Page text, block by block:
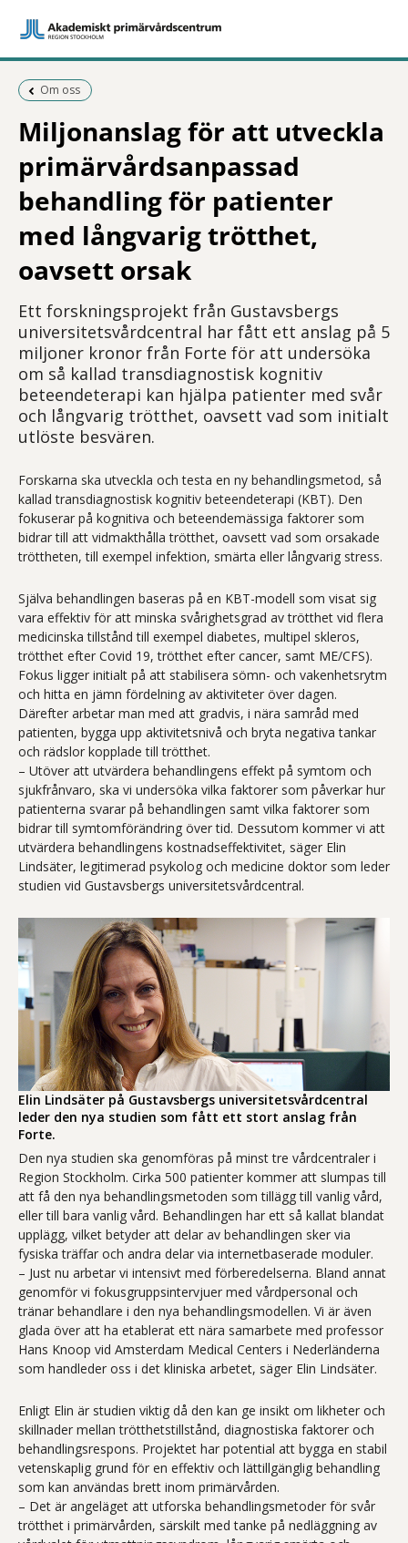
Föregående sida:
Om oss
Miljonanslag för att utveckla
primärvårdsanpassad
behandling för patienter
med långvarig trötthet,
oavsett orsak
Ett forskningsprojekt från Gustavsbergs
universitetsvårdcentral har fått ett anslag på 5
miljoner kronor från Forte för att undersöka
om så kallad transdiagnostisk kognitiv
beteendeterapi kan hjälpa patienter med svår
och långvarig trötthet, oavsett vad som initialt
utlöste besvären.
Forskarna ska utveckla och testa en ny behandlingsmetod, så
kallad transdiagnostisk kognitiv beteendeterapi (KBT). Den
fokuserar på kognitiva och beteendemässiga faktorer som
bidrar till att vidmakthålla trötthet, oavsett vad som orsakade
tröttheten, till exempel infektion, smärta eller långvarig stress.
Själva behandlingen baseras på en KBT-modell som visat sig
vara effektiv för att minska svårighetsgrad av trötthet vid flera
medicinska tillstånd till exempel diabetes, multipel skleros,
trötthet efter Covid 19, trötthet efter cancer, samt ME/CFS).
Fokus ligger initialt på att stabilisera sömn- och vakenhetsrytm
och hitta en jämn fördelning av aktiviteter över dagen.
Därefter arbetar man med att gradvis, i nära samråd med
patienten, bygga upp aktivitetsnivå och bryta negativa tankar
och rädslor kopplade till trötthet.
– Utöver att utvärdera behandlingens effekt på symtom och
sjukfrånvaro, ska vi undersöka vilka faktorer som påverkar hur
patienterna svarar på behandlingen samt vilka faktorer som
bidrar till symtomförändring över tid. Dessutom kommer vi att
utvärdera behandlingens kostnadseffektivitet, säger Elin
Lindsäter, legitimerad psykolog och medicine doktor som leder
studien vid Gustavsbergs universitetsvårdcentral.
Elin Lindsäter på Gustavsbergs universitetsvårdcentral
leder den nya studien som fått ett stort anslag från
Forte.
Den nya studien ska genomföras på minst tre vårdcentraler i
Region Stockholm. Cirka 500 patienter kommer att slumpas till
att få den nya behandlingsmetoden som tillägg till vanlig vård,
eller till bara vanlig vård. Behandlingen har ett så kallat blandat
upplägg, vilket betyder att delar av behandlingen sker via
fysiska träffar och andra delar via internetbaserade moduler.
– Just nu arbetar vi intensivt med förberedelserna. Bland annat
genomför vi fokusgruppsintervjuer med vårdpersonal och
tränar behandlare i den nya behandlingsmodellen. Vi är även
glada över att ha etablerat ett nära samarbete med professor
Hans Knoop vid Amsterdam Medical Centers i Nederländerna
som handleder oss i det kliniska arbetet, säger Elin Lindsäter.
Enligt Elin är studien viktig då den kan ge insikt om likheter och
skillnader mellan trötthetstillstånd, diagnostiska faktorer och
behandlingsrespons. Projektet har potential att bygga en stabil
vetenskaplig grund för en effektiv och lättillgänglig behandling
som kan användas brett inom primärvården.
– Det är angeläget att utforska behandlingsmetoder för svår
trötthet i primärvården, särskilt med tanke på nedläggning av